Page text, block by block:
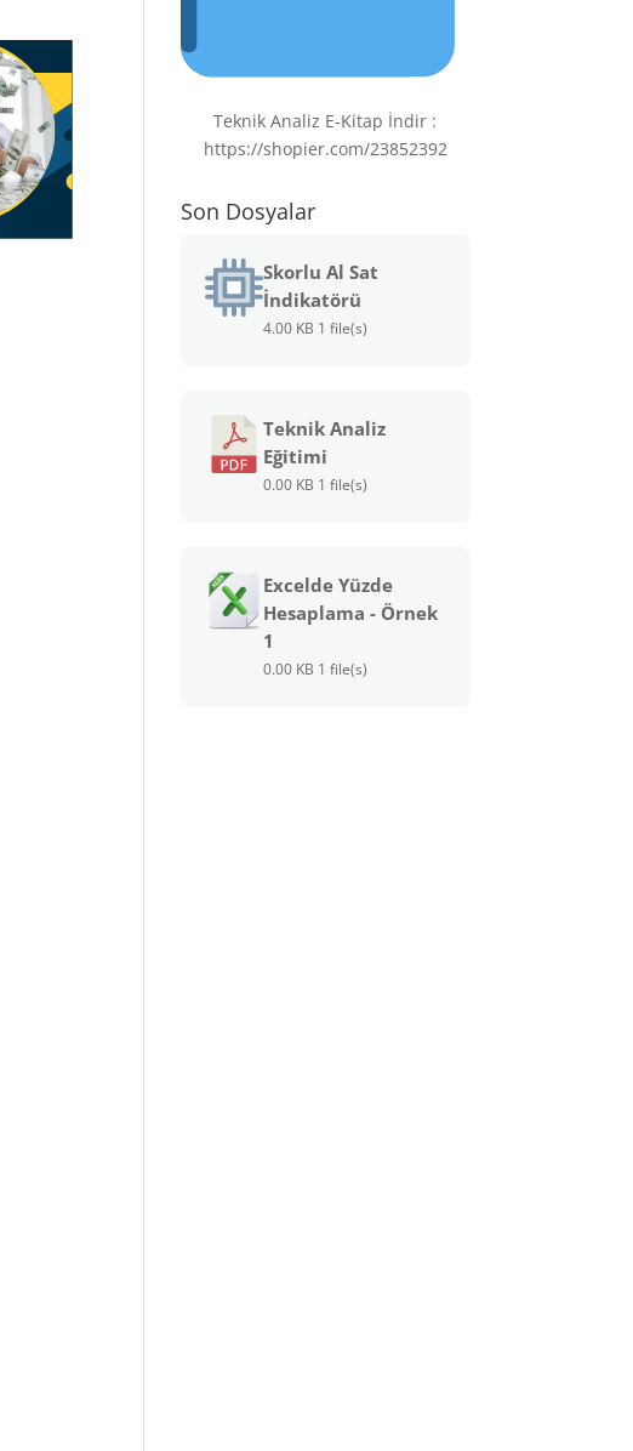
Teknik Analiz E-Kitap İndir :
https://shopier.com/23852392
Son Dosyalar
Skorlu Al Sat
İndikatörü
4.00 KB 1 file(s)
Teknik Analiz
Eğitimi
0.00 KB 1 file(s)
Excelde Yüzde
Hesaplama - Örnek
1
0.00 KB 1 file(s)